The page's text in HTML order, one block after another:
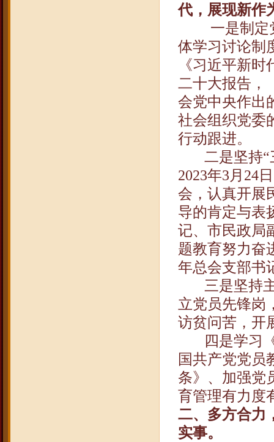
代，展现新作
一是制定
体学习讨论制
《习近平新
二十大报告，
会党中央作出
社会组织党委
行动跟进。
二是坚持
2023年3 月 24
会，认真开展
导的肯定与表
记、市民政局
题教育努力奋
年总会支部书
三是坚持
立党员先锋岗
访贫问苦，开
四是学习
国共产党党员
条》、加强党
育管理有力度
二、多方合力
实事。